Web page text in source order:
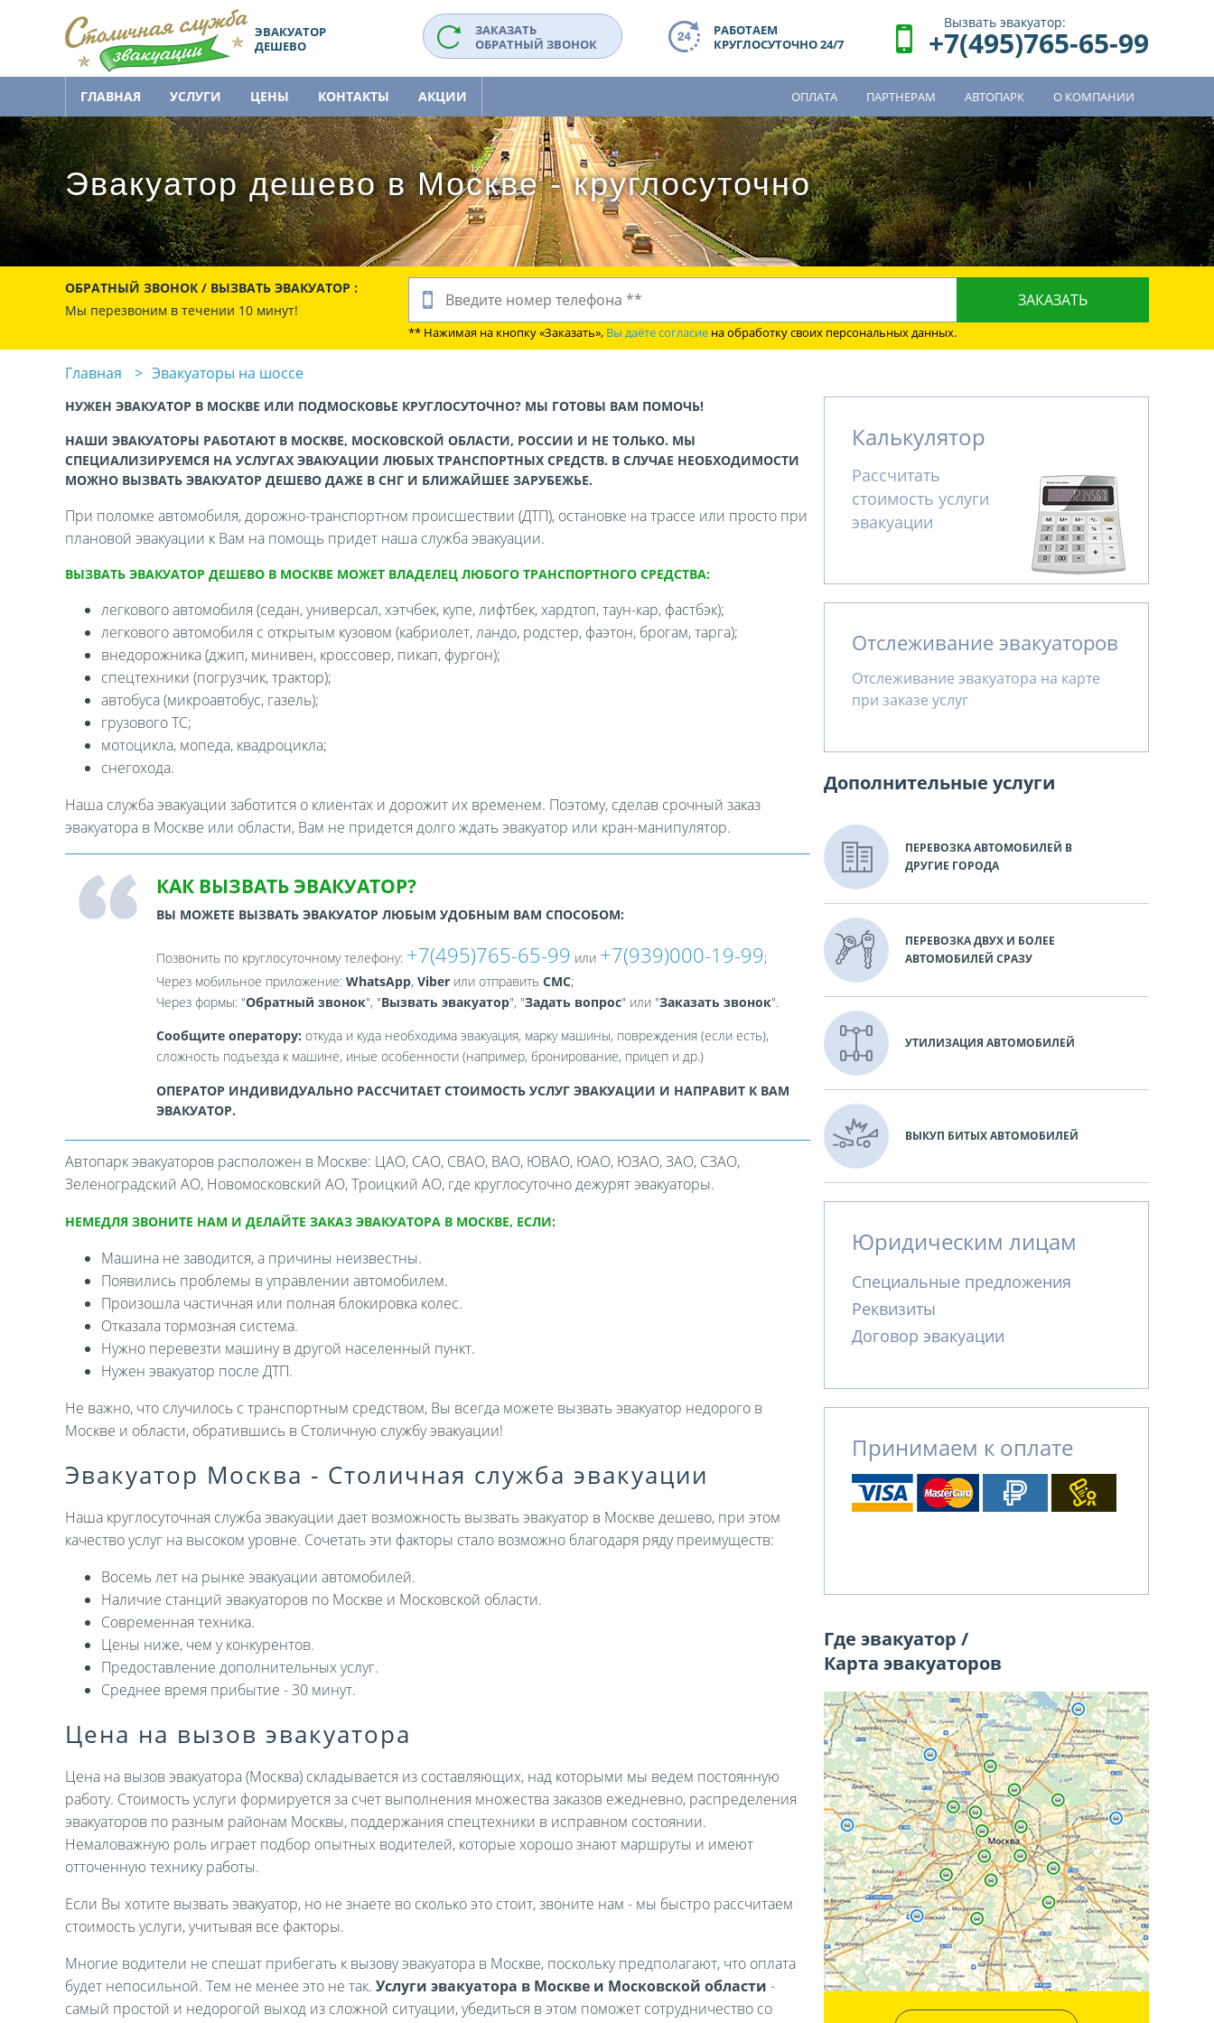
ЭВАКУАТОР
ДЕШЕВО
ЗАКАЗАТЬ
ОБРАТНЫЙ ЗВОНОК
РАБОТАЕМ
КРУГЛОСУТОЧНО 24/7
Вызвать эвакуатор:
+7(495)765-65-99
ГЛАВНАЯ УСЛУГИ ЦЕНЫ КОНТАКТЫ АКЦИИ ОПЛАТА ПАРТНЕРАМ АВТОПАРК О КОМПАНИИ
Эвакуатор дешево в Москве - круглосуточно
ОБРАТНЫЙ ЗВОНОК / ВЫЗВАТЬ ЭВАКУАТОР :
Мы перезвоним в течении 10 минут!
** Нажимая на кнопку «Заказать», Вы даёте согласие на обработку своих персональных данных.
Главная Эвакуаторы на шоссе
НУЖЕН ЭВАКУАТОР В МОСКВЕ ИЛИ ПОДМОСКОВЬЕ КРУГЛОСУТОЧНО? МЫ ГОТОВЫ ВАМ ПОМОЧЬ!
НАШИ ЭВАКУАТОРЫ РАБОТАЮТ В МОСКВЕ, МОСКОВСКОЙ ОБЛАСТИ, РОССИИ И НЕ ТОЛЬКО. МЫ
СПЕЦИАЛИЗИРУЕМСЯ НА УСЛУГАХ ЭВАКУАЦИИ ЛЮБЫХ ТРАНСПОРТНЫХ СРЕДСТВ. В СЛУЧАЕ НЕОБХОДИМОСТИ
МОЖНО ВЫЗВАТЬ ЭВАКУАТОР ДЕШЕВО ДАЖЕ В СНГ И БЛИЖАЙШЕЕ ЗАРУБЕЖЬЕ.
При поломке автомобиля, дорожно-транспортном происшествии (ДТП), остановке на трассе или просто при
плановой эвакуации к Вам на помощь придет наша служба эвакуации.
ВЫЗВАТЬ ЭВАКУАТОР ДЕШЕВО В МОСКВЕ МОЖЕТ ВЛАДЕЛЕЦ ЛЮБОГО ТРАНСПОРТНОГО СРЕДСТВА:
легкового автомобиля (седан, универсал, хэтчбек, купе, лифтбек, хардтоп, таун-кар, фастбэк);
легкового автомобиля с открытым кузовом (кабриолет, ландо, родстер, фаэтон, брогам, тарга);
внедорожника (джип, минивен, кроссовер, пикап, фургон);
спецтехники (погрузчик, трактор);
автобуса (микроавтобус, газель);
грузового ТС;
мотоцикла, мопеда, квадроцикла;
снегохода.
Наша служба эвакуации заботится о клиентах и дорожит их временем. Поэтому, сделав срочный заказ
эвакуатора в Москве или области, Вам не придется долго ждать эвакуатор или кран-манипулятор.
КАК ВЫЗВАТЬ ЭВАКУАТОР?
ВЫ МОЖЕТЕ ВЫЗВАТЬ ЭВАКУАТОР ЛЮБЫМ УДОБНЫМ ВАМ СПОСОБОМ:
Позвонить по круглосуточному телефону: +7(495)765-65-99 или +7(939)000-19-99;
Через мобильное приложение: WhatsApp, Viberили отправить СМС;
Через формы: "Обратный звонок", "Вызвать эвакуатор", "Задать вопрос" или "Заказать звонок".
Сообщите оператору: откуда и куда необходима эвакуация, марку машины, повреждения (если есть),
сложность подъезда к машине, иные особенности (например, бронирование, прицеп и др.)
ОПЕРАТОР ИНДИВИДУАЛЬНО РАССЧИТАЕТ СТОИМОСТЬ УСЛУГ ЭВАКУАЦИИ И НАПРАВИТ К ВАМ
ЭВАКУАТОР.
Автопарк эвакуаторов расположен в Москве: ЦАО, САО, СВАО, ВАО, ЮВАО, ЮАО, ЮЗАО, ЗАО, СЗАО,
Зеленоградский АО, Новомосковский АО, Троицкий АО, где круглосуточно дежурят эвакуаторы.
НЕМЕДЛЯ ЗВОНИТЕ НАМ И ДЕЛАЙТЕ ЗАКАЗ ЭВАКУАТОРА В МОСКВЕ, ЕСЛИ:
Машина не заводится, а причины неизвестны.
Появились проблемы в управлении автомобилем.
Произошла частичная или полная блокировка колес.
Отказала тормозная система.
Нужно перевезти машину в другой населенный пункт.
Нужен эвакуатор после ДТП.
Не важно, что случилось с транспортным средством, Вы всегда можете вызвать эвакуатор недорого в
Москве и области, обратившись в Столичную службу эвакуации!
Эвакуатор Москва - Столичная служба эвакуации
Наша круглосуточная служба эвакуации дает возможность вызвать эвакуатор в Москве дешево, при этом
качество услуг на высоком уровне. Сочетать эти факторы стало возможно благодаря ряду преимуществ:
Восемь лет на рынке эвакуации автомобилей.
Наличие станций эвакуаторов по Москве и Московской области.
Современная техника.
Цены ниже, чем у конкурентов.
Предоставление дополнительных услуг.
Среднее время прибытие - 30 минут.
Цена на вызов эвакуатора
Цена на вызов эвакуатора (Москва) складывается из составляющих, над которыми мы ведем постоянную
работу. Стоимость услуги формируется за счет выполнения множества заказов ежедневно, распределения
эвакуаторов по разным районам Москвы, поддержания спецтехники в исправном состоянии.
Немаловажную роль играет подбор опытных водителей, которые хорошо знают маршруты и имеют
отточенную технику работы.
Если Вы хотите вызвать эвакуатор, но не знаете во сколько это стоит, звоните нам - мы быстро рассчитаем
стоимость услуги, учитывая все факторы.
Многие водители не спешат прибегать к вызову эвакуатора в Москве, поскольку предполагают, что оплата
будет непосильной. Тем не менее это не так. Услуги эвакуатора в Москве и Московской области -
самый простой и недорогой выход из сложной ситуации, убедиться в этом поможет сотрудничество со
Калькулятор
Рассчитать
стоимость услуги
эвакуации
Отслеживание эвакуаторов
Отслеживание эвакуатора на карте
при заказе услуг
Дополнительные услуги
ПЕРЕВОЗКА АВТОМОБИЛЕЙ В
ДРУГИЕ ГОРОДА
ПЕРЕВОЗКА ДВУХ И БОЛЕЕ
АВТОМОБИЛЕЙ СРАЗУ
УТИЛИЗАЦИЯ АВТОМОБИЛЕЙ
ВЫКУП БИТЫХ АВТОМОБИЛЕЙ
Юридическим лицам
Специальные предложения
Реквизиты
Договор эвакуации
Принимаем к оплате
Где эвакуатор /
Карта эвакуаторов